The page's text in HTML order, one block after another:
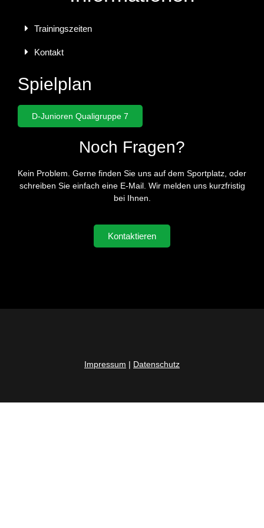
Trainingszeiten
Kontakt
Spielplan
D-Junioren Qualigruppe 7
Noch Fragen?
Kein Problem. Gerne finden Sie uns auf dem Sportplatz, oder
schreiben Sie einfach eine E-Mail. Wir melden uns kurzfristig
bei Ihnen.
Kontaktieren
Impressum | Datenschutz